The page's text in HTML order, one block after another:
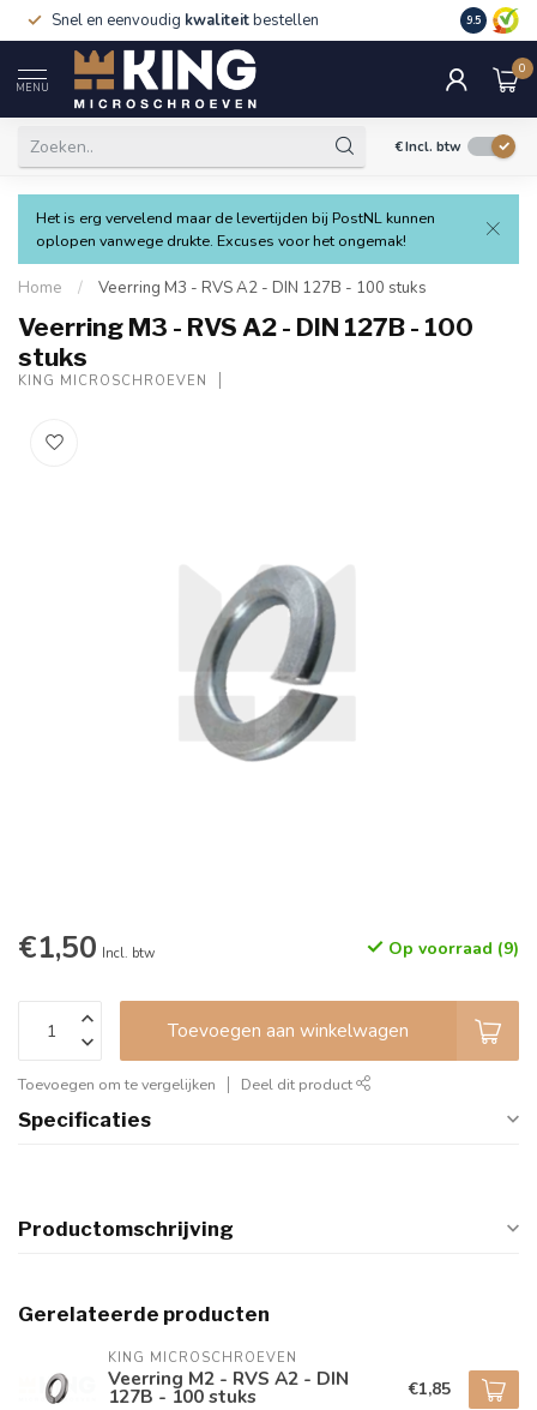
Snel en eenvoudig kwaliteitbestellen 9.5
MENU
0
€Incl. btw
Het is erg vervelend maar de levertijden bij PostNL kunnen
oplopen vanwege drukte. Excuses voor het ongemak!
Home / Veerring M3 - RVS A2 - DIN 127B - 100 stuks
Veerring M3 - RVS A2 - DIN 127B - 100
stuks
KING MICROSCHROEVEN
€1,50 Incl. btw Op voorraad (9)
Toevoegen aan winkelwagen
Toevoegen om te vergelijken Deel dit product
Specificaties
Productomschrijving
Gerelateerde producten
KING MICROSCHROEVEN
Veerring M2 - RVS A2 - DIN
127B - 100 stuks €1,85